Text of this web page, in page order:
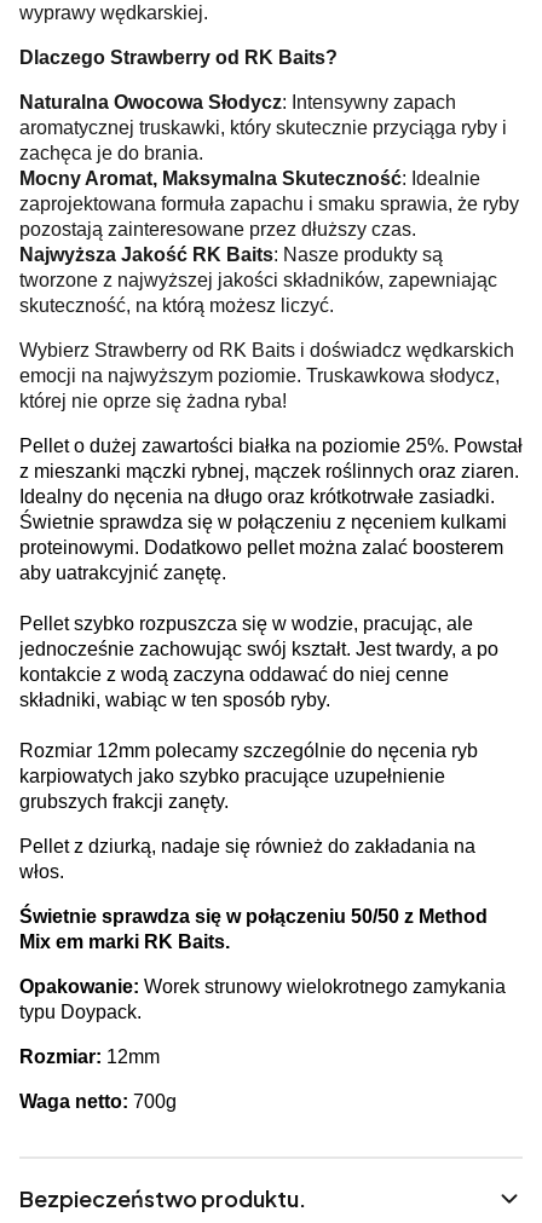
wyprawy wędkarskiej.
Dlaczego Strawberry od RK Baits?
Naturalna Owocowa Słodycz: Intensywny zapach
aromatycznej truskawki, który skutecznie przyciąga ryby i
zachęca je do brania.
Mocny Aromat, Maksymalna Skuteczność: Idealnie
zaprojektowana formuła zapachu i smaku sprawia, że ryby
pozostają zainteresowane przez dłuższy czas.
Najwyższa Jakość RK Baits: Nasze produkty są
tworzone z najwyższej jakości składników, zapewniając
skuteczność, na którą możesz liczyć.
Wybierz Strawberry od RK Baits i doświadcz wędkarskich
emocji na najwyższym poziomie. Truskawkowa słodycz,
której nie oprze się żadna ryba!
Pellet o dużej zawartości białka na poziomie 25%. Powstał
z mieszanki mączki rybnej, mączek roślinnych oraz ziaren.
Idealny do nęcenia na długo oraz krótkotrwałe zasiadki.
Świetnie sprawdza się w połączeniu z nęceniem kulkami
proteinowymi. Dodatkowo pellet można zalać boosterem
aby uatrakcyjnić zanętę.
Pellet szybko rozpuszcza się w wodzie, pracując, ale
jednocześnie zachowując swój kształt. Jest twardy, a po
kontakcie z wodą zaczyna oddawać do niej cenne
składniki, wabiąc w ten sposób ryby.
Rozmiar 12mm polecamy szczególnie do nęcenia ryb
karpiowatych jako szybko pracujące uzupełnienie
grubszych frakcji zanęty.
Pellet z dziurką, nadaje się również do zakładania na
włos.
Świetnie sprawdza się w połączeniu 50/50 z Method
Mix em marki RK Baits.
Opakowanie: Worek strunowy wielokrotnego zamykania
typu Doypack.
Rozmiar: 12mm
Waga netto: 700g
Bezpieczeństwo produktu.